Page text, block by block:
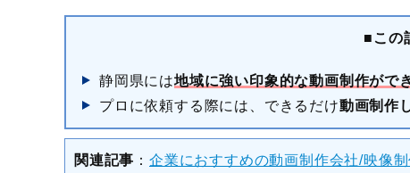
■この
静岡県には地域に強い印象的な動画制作がで
プロに依頼する際には、できるだけ動画制作
関連記事 ：企業におすすめの動画制作会社/映像